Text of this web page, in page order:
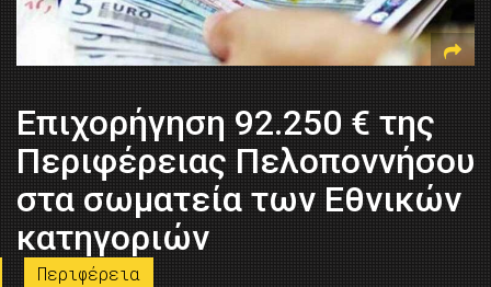
Επιχορήγηση 92.250 € της
Περιφέρειας Πελοποννήσου
στα σωματεία των Εθνικών
κατηγοριών
Περιφέρεια